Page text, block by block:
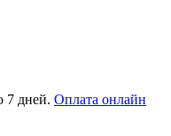
7 дней. Оплата онлайн